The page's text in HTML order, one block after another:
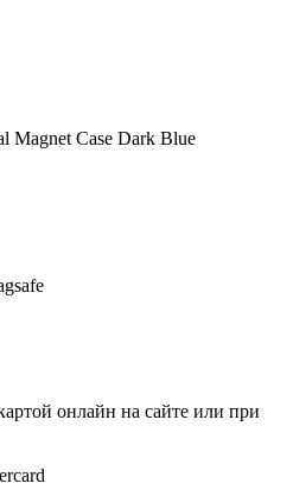
Magnet Case Dark Blue
онлайн на сайте или при